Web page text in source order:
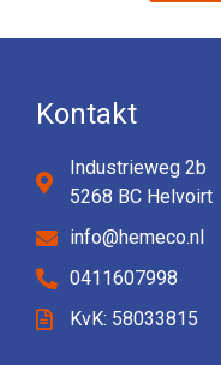
Kontakt
Industrieweg 2b
5268 BC Helvoirt
info@hemeco.nl
0411607998
KvK: 58033815